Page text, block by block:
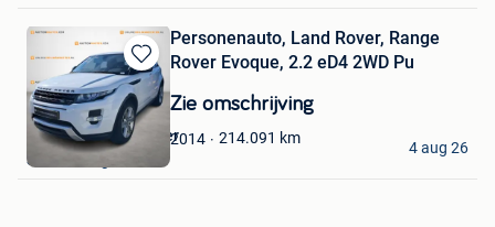
Bewaren
in
Mijn
Favorieten
Personenauto, Land Rover, Range
Rover Evoque, 2.2 eD4 2WD Pu
Zie omschrijving
2014 214.091 km
Onlineveilingmeester
Soesterberg
4 aug 26